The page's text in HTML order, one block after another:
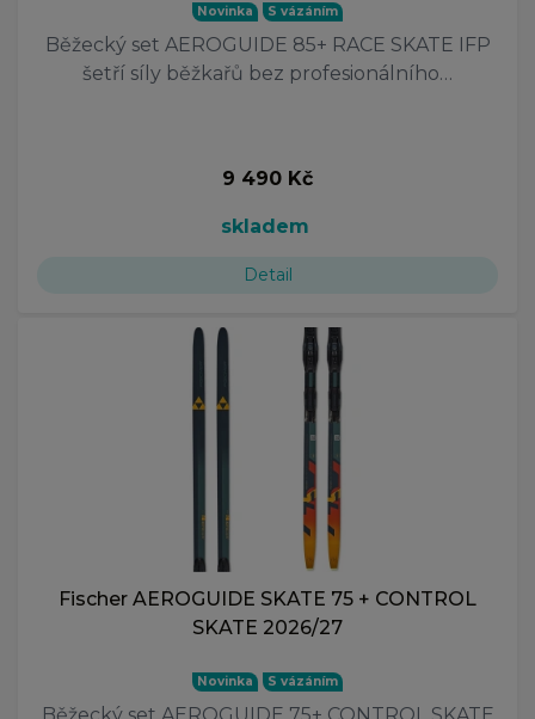
Novinka S vázáním
Běžecký set AEROGUIDE 85+ RACE SKATE IFP
šetří síly běžkařů bez profesionálního…
9 490 Kč
skladem
Detail
Fischer AEROGUIDE SKATE 75 + CONTROL
SKATE 2026/27
Novinka S vázáním